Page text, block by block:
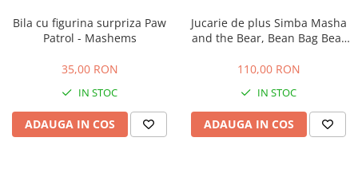
Bila cu figurina surpriza Paw
Patrol - Mashems
35,00 RON
IN STOC
ADAUGA IN COS
Jucarie de plus Simba Masha
and the Bear, Bean Bag Bear
110,00 RON
IN STOC
ADAUGA IN COS